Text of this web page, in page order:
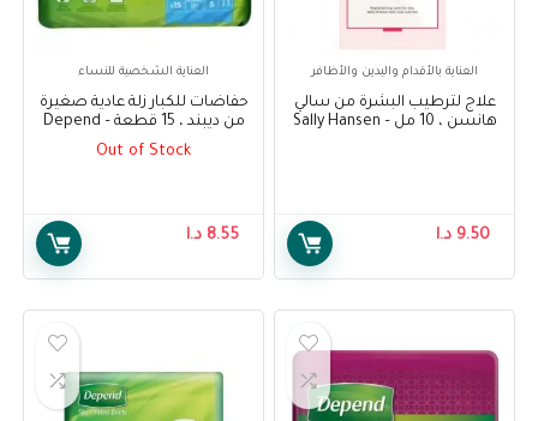
العناية بالأقدام واليدين والأظافر
علاج لترطيب البشرة من سالي
هانسن ، 10 مل – Sally Hansen
9.50 د.ا
العناية الشخصية للنساء
حفاضات للكبار زلة عادية صغيرة
من ديبند ، 15 قطعة – Depend
Adult Diapers Slip Normal
Out of Stock
8.55 د.ا